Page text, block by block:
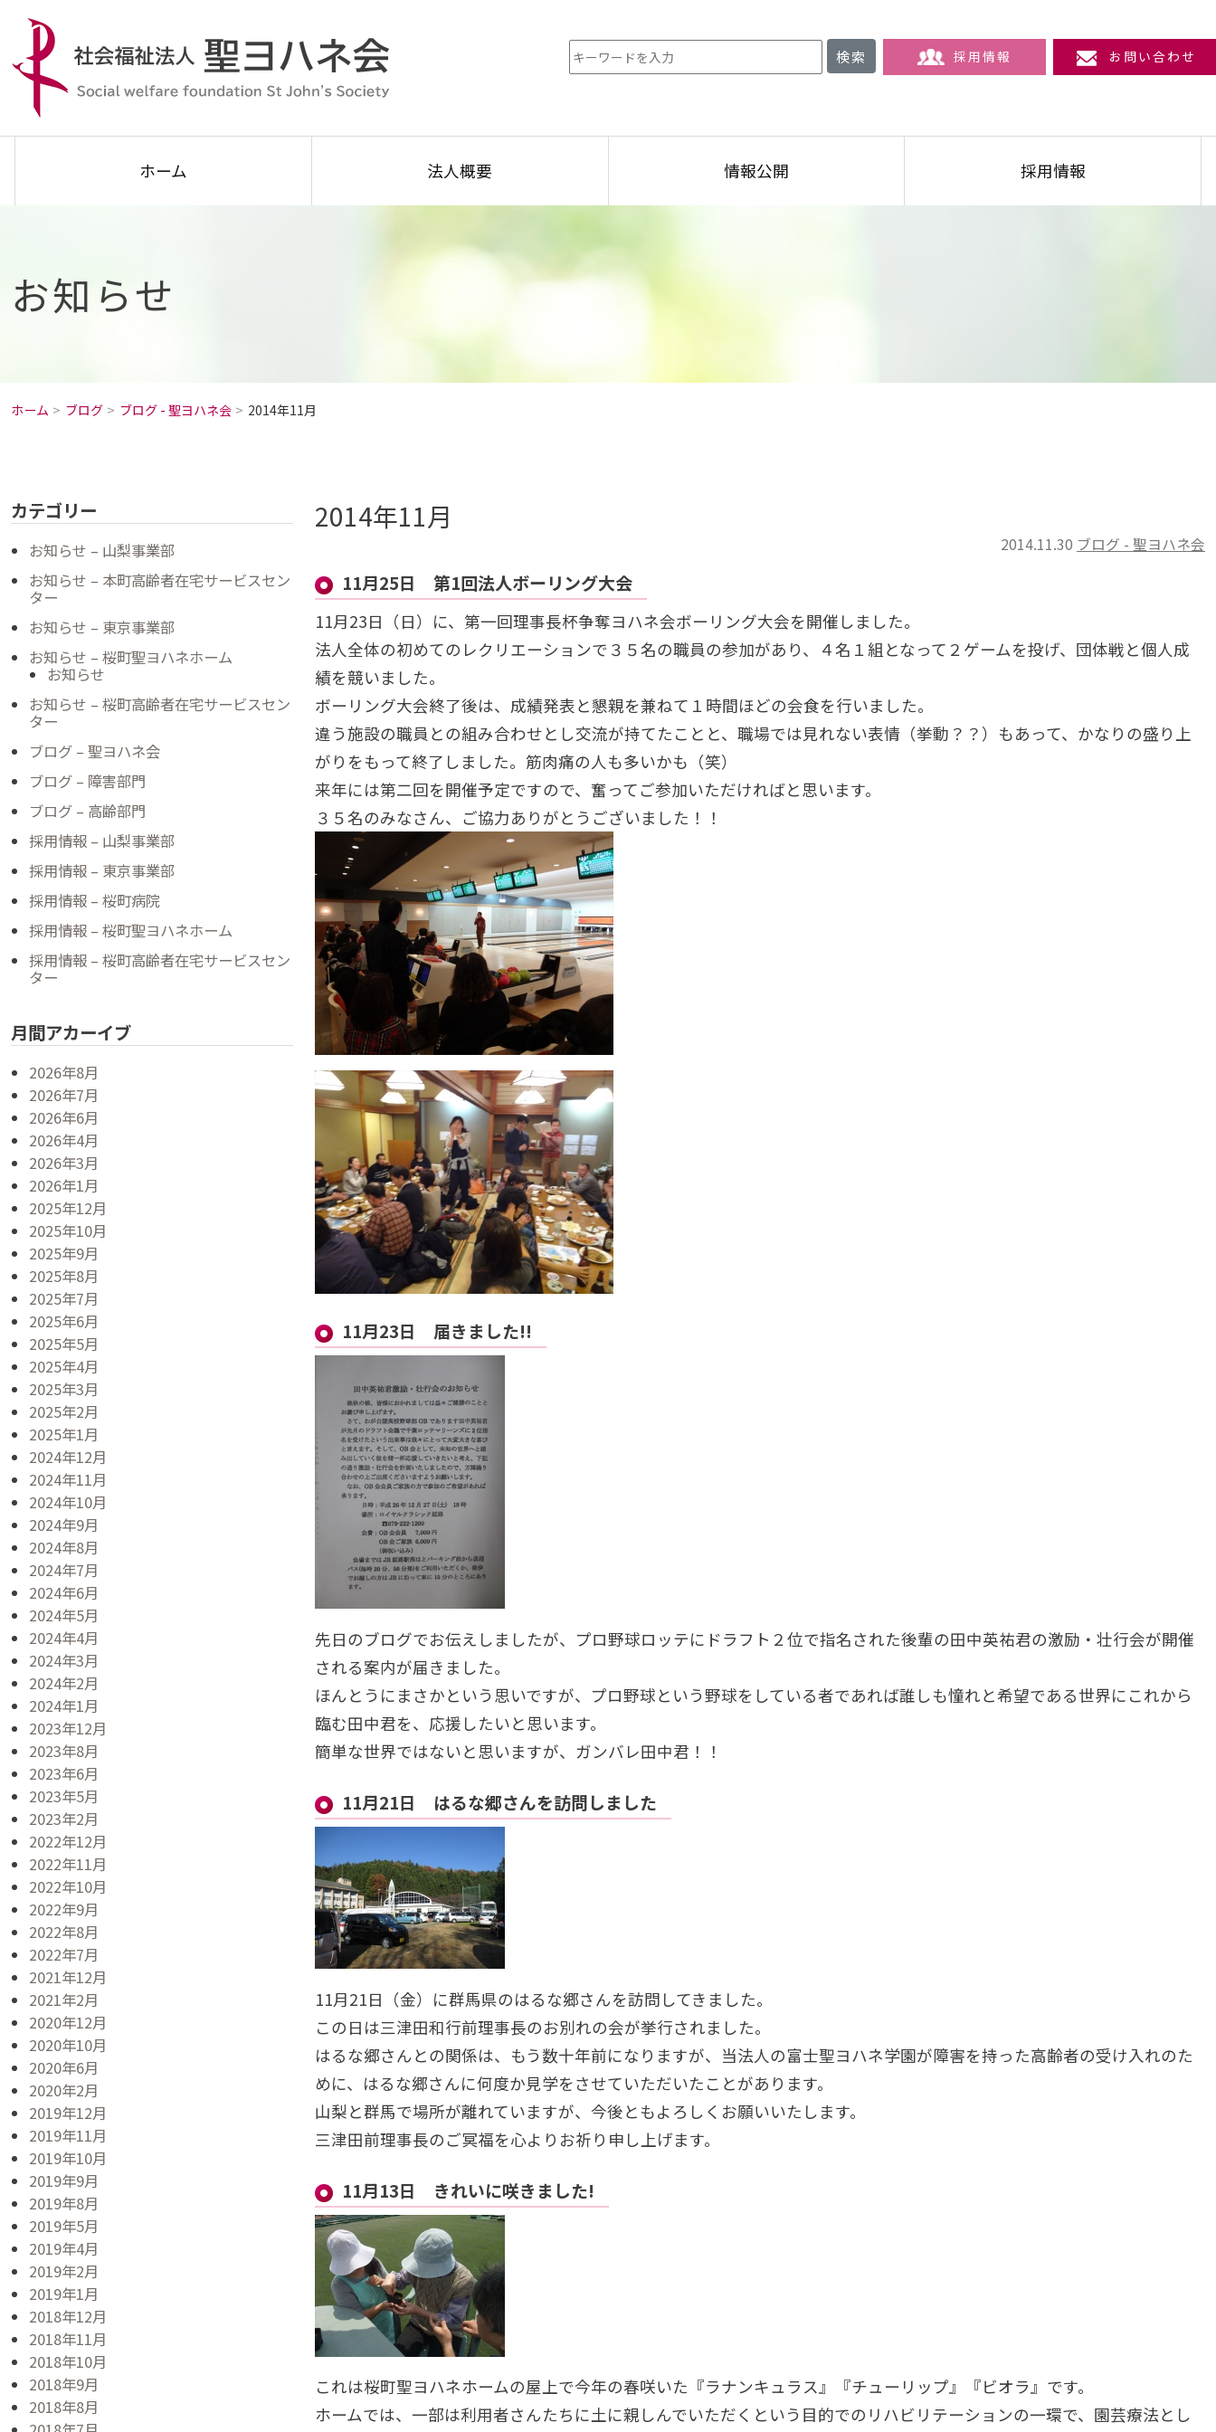
検索 採用情報 お問い合わせ
ホーム 法人概要 情報公開 採用情報
お知らせ
ホーム ブログ ブログ - 聖ヨハネ会 2014年11月
2014年11月
2014.11.30 ブログ - 聖ヨハネ会
11月25日 第1回法人ボーリング大会
11月23日（日）に、第一回理事長杯争奪ヨハネ会ボーリング大会を開催しました。
法人全体の初めてのレクリエーションで３５名の職員の参加があり、４名１組となって２ゲームを投げ、団体戦と個人成
績を競いました。
ボーリング大会終了後は、成績発表と懇親を兼ねて１時間ほどの会食を行いました。
違う施設の職員との組み合わせとし交流が持てたことと、職場では見れない表情（挙動？？）もあって、かなりの盛り上
がりをもって終了しました。筋肉痛の人も多いかも（笑）
来年には第二回を開催予定ですので、奮ってご参加いただければと思います。
３５名のみなさん、ご協力ありがとうございました！！
11月23日 届きました!!
先日のブログでお伝えしましたが、プロ野球ロッテにドラフト２位で指名された後輩の田中英祐君の激励・壮行会が開催
される案内が届きました。
ほんとうにまさかという思いですが、プロ野球という野球をしている者であれば誰しも憧れと希望である世界にこれから
臨む田中君を、応援したいと思います。
簡単な世界ではないと思いますが、ガンバレ田中君！！
11月21日 はるな郷さんを訪問しました
11月21日（金）に群馬県のはるな郷さんを訪問してきました。
この日は三津田和行前理事長のお別れの会が挙行されました。
はるな郷さんとの関係は、もう数十年前になりますが、当法人の富士聖ヨハネ学園が障害を持った高齢者の受け入れのた
めに、はるな郷さんに何度か見学をさせていただいたことがあります。
山梨と群馬で場所が離れていますが、今後ともよろしくお願いいたします。
三津田前理事長のご冥福を心よりお祈り申し上げます。
11月13日 きれいに咲きました!
これは桜町聖ヨハネホームの屋上で今年の春咲いた『ラナンキュラス』『チューリップ』『ビオラ』です。
ホームでは、一部は利用者さんたちに土に親しんでいただくという目的でのリハビリテーションの一環で、園芸療法とし
カテゴリー
お知らせ – 山梨事業部
お知らせ – 本町高齢者在宅サービスセン
ター
お知らせ – 東京事業部
お知らせ – 桜町聖ヨハネホーム
お知らせ
お知らせ – 桜町高齢者在宅サービスセン
ター
ブログ – 聖ヨハネ会
ブログ – 障害部門
ブログ – 高齢部門
採用情報 – 山梨事業部
採用情報 – 東京事業部
採用情報 – 桜町病院
採用情報 – 桜町聖ヨハネホーム
採用情報 – 桜町高齢者在宅サービスセン
ター
月間アカーイブ
2026年8月
2026年7月
2026年6月
2026年4月
2026年3月
2026年1月
2025年12月
2025年10月
2025年9月
2025年8月
2025年7月
2025年6月
2025年5月
2025年4月
2025年3月
2025年2月
2025年1月
2024年12月
2024年11月
2024年10月
2024年9月
2024年8月
2024年7月
2024年6月
2024年5月
2024年4月
2024年3月
2024年2月
2024年1月
2023年12月
2023年8月
2023年6月
2023年5月
2023年2月
2022年12月
2022年11月
2022年10月
2022年9月
2022年8月
2022年7月
2021年12月
2021年2月
2020年12月
2020年10月
2020年6月
2020年2月
2019年12月
2019年11月
2019年10月
2019年9月
2019年8月
2019年5月
2019年4月
2019年2月
2019年1月
2018年12月
2018年11月
2018年10月
2018年9月
2018年8月